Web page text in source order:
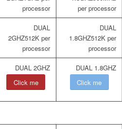
per processor
processor
512K per
processor
512K per
processor
Click me
Click me